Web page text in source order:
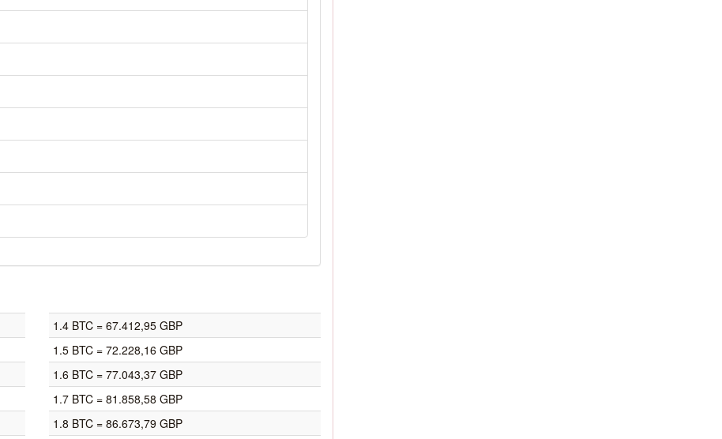
1.4 BTC = 67.412,95 GBP
1.5 BTC = 72.228,16 GBP
1.6 BTC = 77.043,37 GBP
1.7 BTC = 81.858,58 GBP
1.8 BTC = 86.673,79 GBP